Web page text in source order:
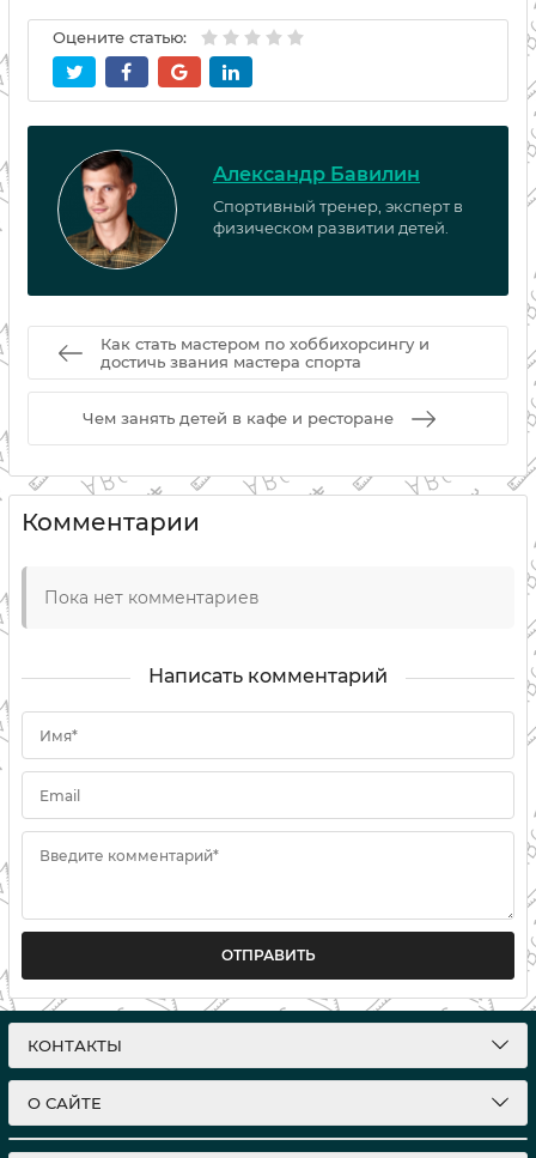
Оцените статью:
Александр Бавилин
Спортивный тренер, эксперт в
физическом развитии детей.
Как стать мастером по хоббихорсингу и
достичь звания мастера спорта
Чем занять детей в кафе и ресторане
Комментарии
Пока нет комментариев
Написать комментарий
Имя*
Email
Введите комментарий*
ОТПРАВИТЬ
КОНТАКТЫ
О САЙТЕ